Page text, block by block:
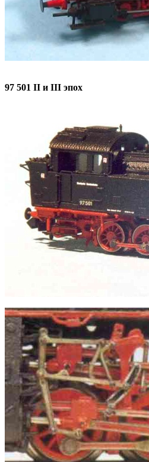
97 501 II и III эпох